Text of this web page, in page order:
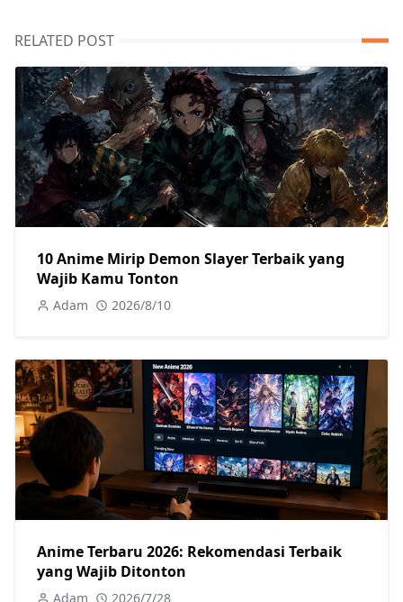
RELATED POST
10 Anime Mirip Demon Slayer Terbaik yang
Wajib Kamu Tonton
Adam 2026/8/10
Anime Terbaru 2026: Rekomendasi Terbaik
yang Wajib Ditonton
Adam 2026/7/28